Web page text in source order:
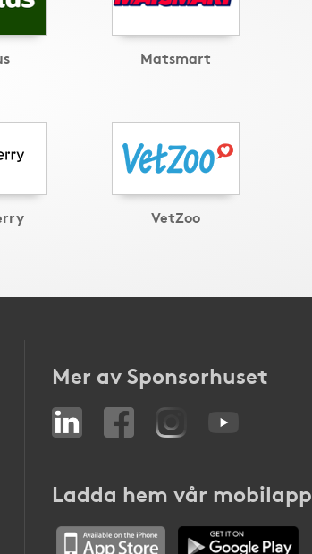
Matsmart
VetZoo
Mer av Sponsorhuset
Ladda hem vår mobilapp